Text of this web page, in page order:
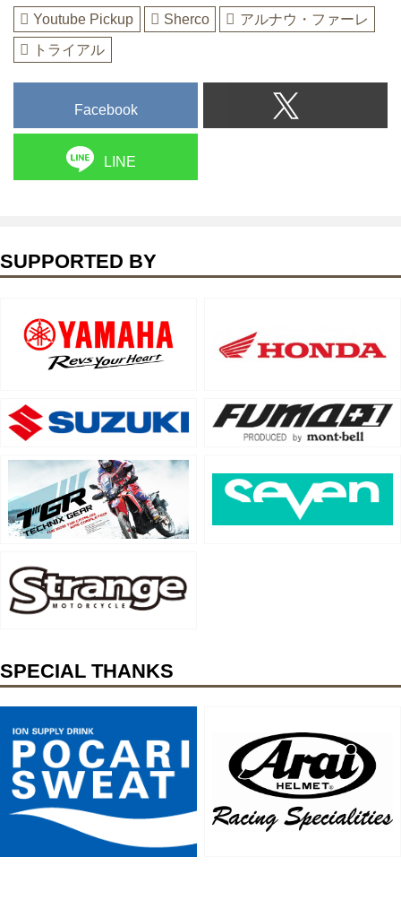
Youtube Pickup Sherco
アルナウ・ファーレ
トライアル
Facebook
LINE
SUPPORTED BY
SPECIAL THANKS